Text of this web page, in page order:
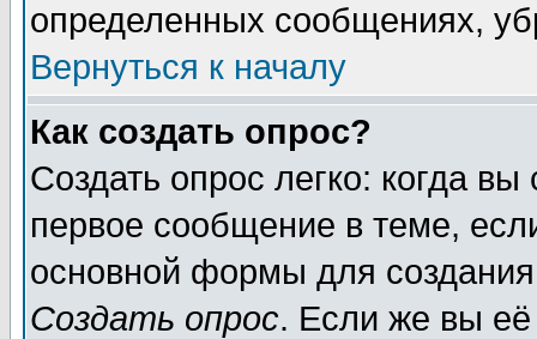
определенных сообщениях,
Вернуться к началу
Как создать опрос?
Создать опрос легко: когда
первое сообщение в теме,
основной формы для
Создать опрос. Если же вы её